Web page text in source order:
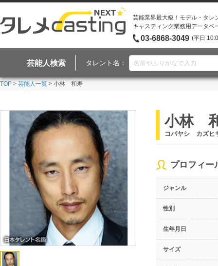
芸能業界最大級！モデル・タレ
キャスティング業務用データベ
03-6868-3049 (平日
芸能人検索 タレント名：
TOP > 芸能人一覧 > 小林 和寿
小林
コバヤシ カズヒ
プロフィー
ジャンル
性別
生年月日
サイズ